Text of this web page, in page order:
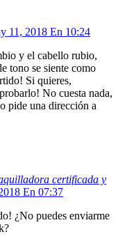
11, 2018 En 10:24
y el cabello rubio,
tono se siente como
Si quieres,
No cuesta nada,
pide una dirección a
certificada y
En 07:37
¿No puedes enviarme